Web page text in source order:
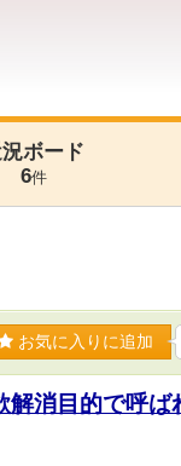
ボード
6件
お気に入りに追加
消目的で呼ば